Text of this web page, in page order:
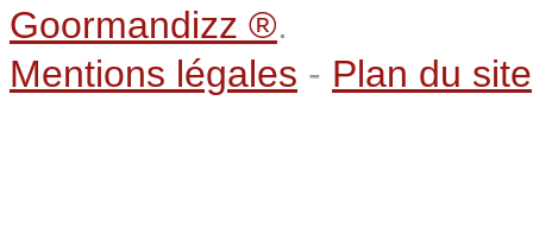
Goormandizz ®.
Mentions légales - Plan du site